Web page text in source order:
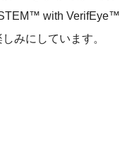
with VerifEye™
みにしています。